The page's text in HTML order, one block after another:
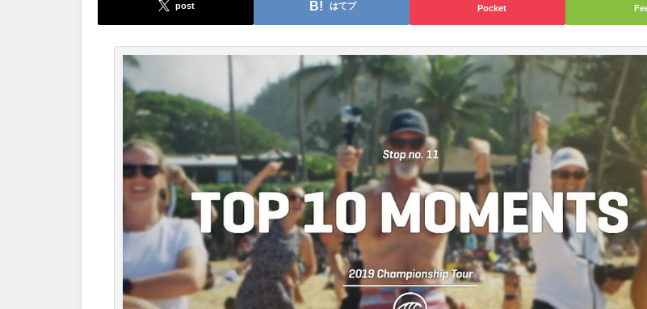
post はてブ Pocket